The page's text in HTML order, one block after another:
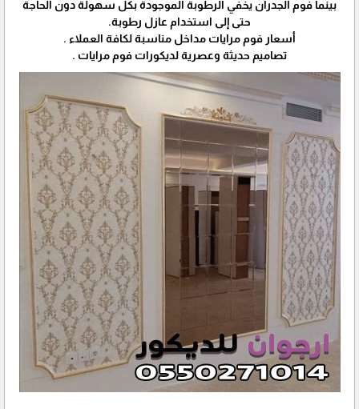
بينما فوم الجدران يخفي الرطوبة الموجودة بكل سهولة دون الحاجة
حتى إلى استخدام عازل رطوبة.
أسعار فوم مرايات مداخل مناسبة لكافة العملاء .
تصاميم حديثة وعصرية لديكورات فوم مرايات .